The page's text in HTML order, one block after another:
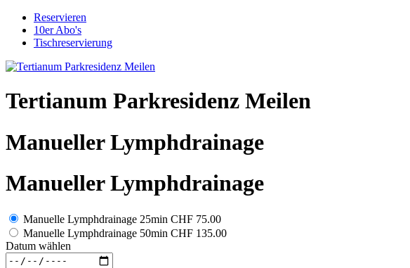
Reservieren
10er Abo's
Tischreservierung
Tertianum Parkresidenz Meilen
Manueller Lymphdrainage
Manueller Lymphdrainage
Manuelle Lymphdrainage 25min CHF 75.00
Manuelle Lymphdrainage 50min CHF 135.00
Datum wählen